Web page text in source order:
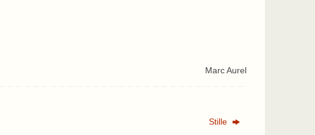
Marc Aurel
Stille